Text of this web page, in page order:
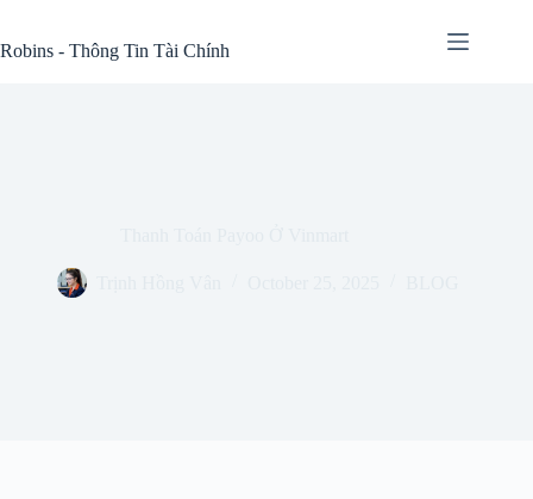
content
Robins - Thông Tin Tài Chính